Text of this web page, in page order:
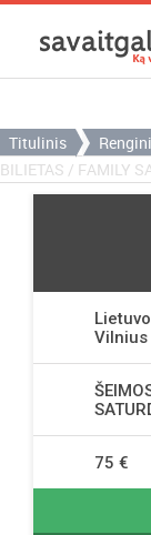
Titulinis
BILIETAS / FAMILY
Vilnius
75 €